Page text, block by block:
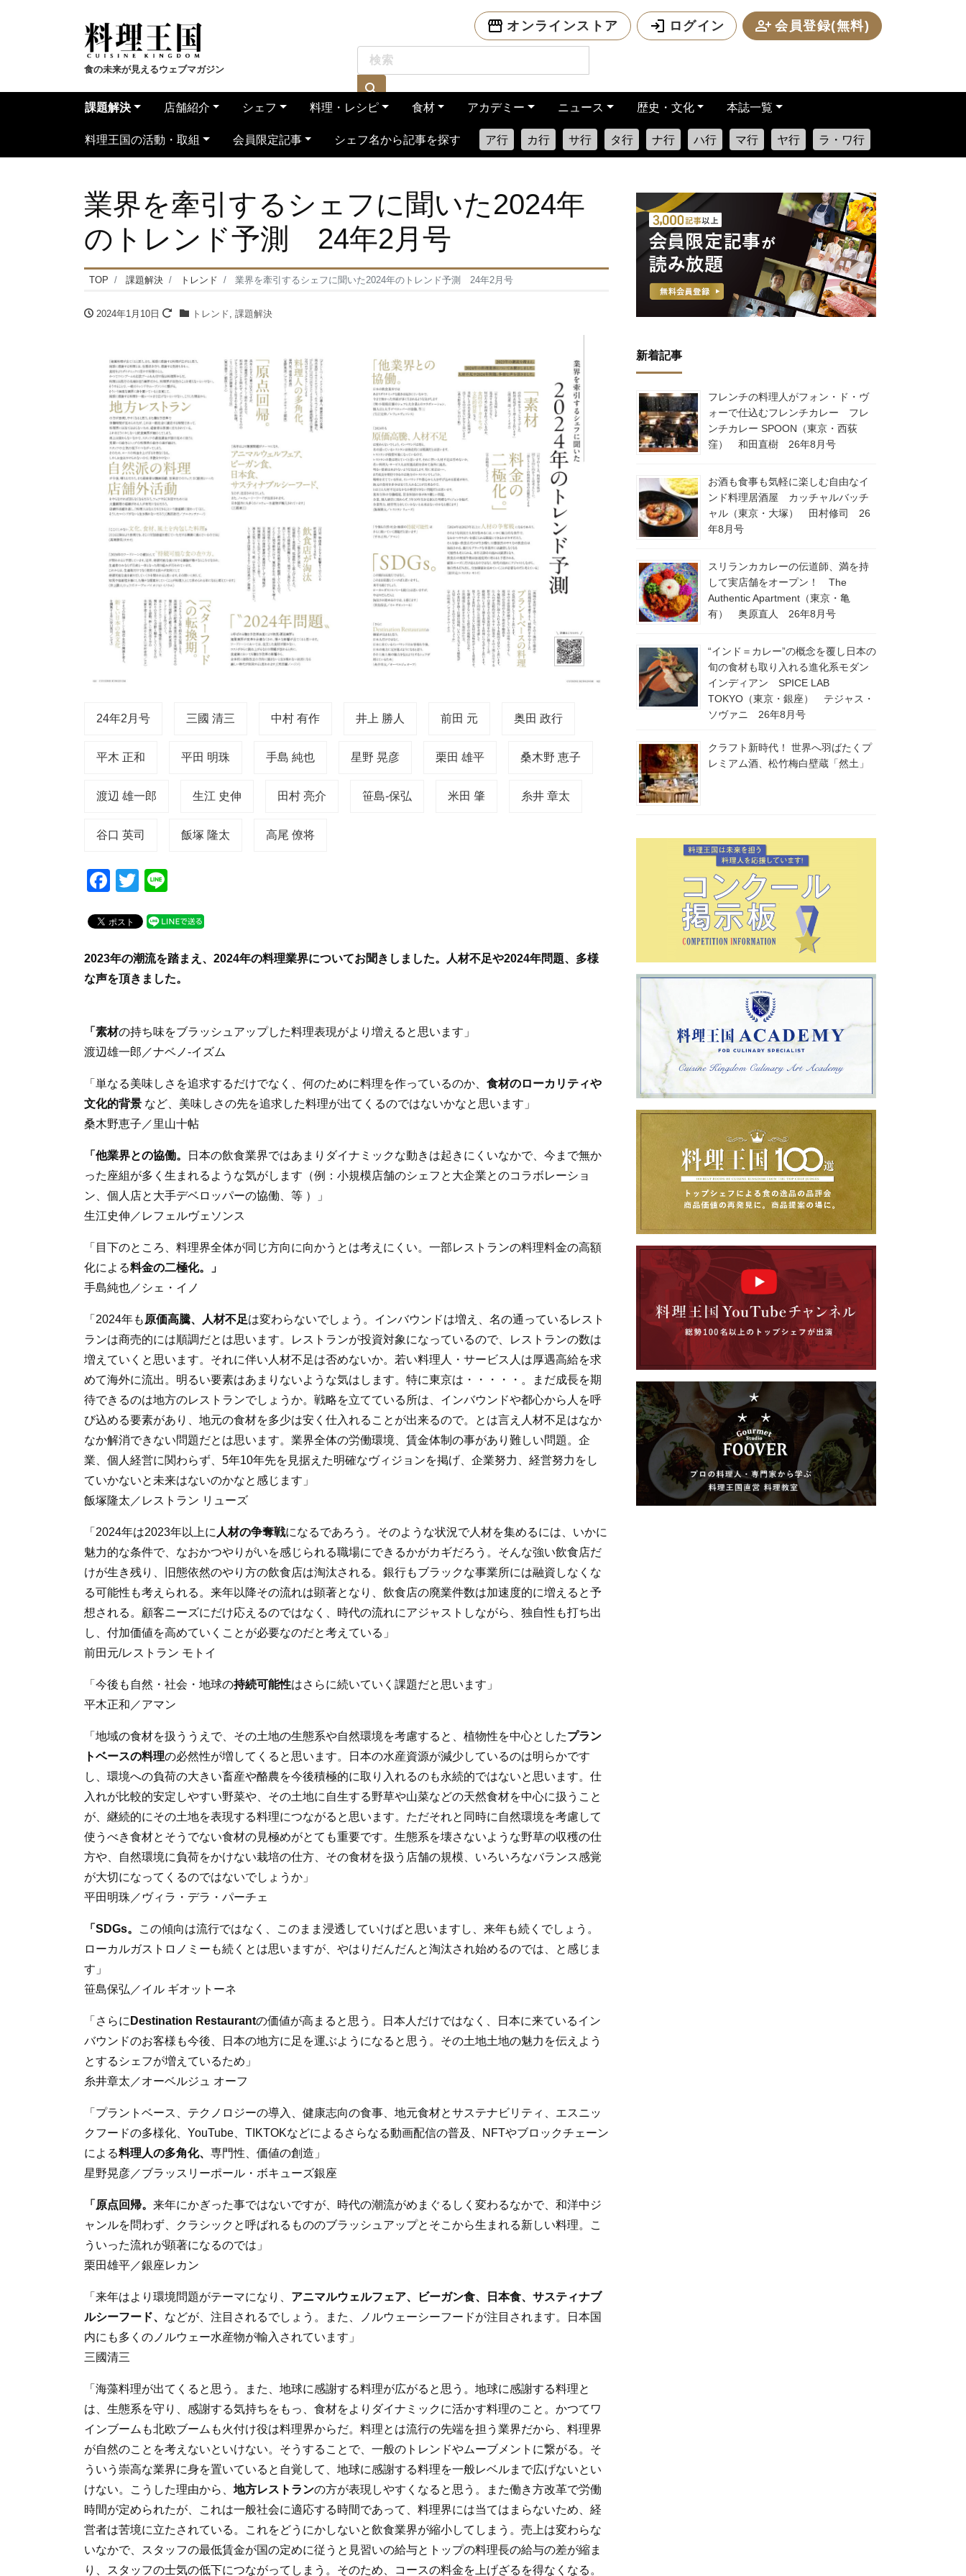
食の未来が見えるウェブマガジン
オンラインストア ログイン 会員登録(無料)
課題解決 店舗紹介 シェフ 料理・レシピ 食材 アカデミー ニュース 歴史・文化 本誌一覧
料理王国の活動・取組 会員限定記事 シェフ名から記事を探す ア行 カ行 サ行 タ行 ナ行 ハ行 マ行 ヤ行 ラ・ワ行
業界を牽引するシェフに聞いた2024年
のトレンド予測 24年2月号
TOP 課題解決 トレンド 業界を牽引するシェフに聞いた2024年のトレンド予測 24年2月号
2024年1月10日 トレンド, 課題解決
24年2月号 三國 清三 中村 有作 井上 勝人 前田 元 奥田 政行
平木 正和 平田 明珠 手島 純也 星野 晃彦 栗田 雄平 桑木野 恵子
渡辺 雄一郎 生江 史伸 田村 亮介 笹島-保弘 米田 肇 糸井 章太
谷口 英司 飯塚 隆太 高尾 僚将
F
c
e
b
o
k
T
tt
er
e
2023年の潮流を踏まえ、2024年の料理業界についてお聞きしました。人材不足や2024年問題、多様
な声を頂きました。
「素材の持ち味をブラッシュアップした料理表現がより増えると思います」
渡辺雄一郎／ナベノ-イズム
「単なる美味しさを追求するだけでなく、何のために料理を作っているのか、 食材のローカリティや
文化的背景 など、美味しさの先を追求した料理が出てくるのではないかなと思います」
桑木野恵子／里山十帖
「他業界との協働。
日本の飲食業界ではあまりダイナミックな動きは起きにくいなかで、今まで無か
った座組が多く生まれるような気がします（例：小規模店舗のシェフと大企業とのコラボレーショ
ン、個人店と大手デベロッパーの協働、等 ）」
生江史伸／レフェルヴェソンス
「目下のところ、料理界全体が同じ方向に向かうとは考えにくい。一部レストランの料理料金の高額
化による料金の二極化。」
手島純也／シェ・イノ
「2024年も 原価高騰、人材不足は変わらないでしょう。インバウンドは増え、名の通っているレスト
ランは商売的には順調だとは思います。レストランが投資対象になっているので、レストランの数は
増えていくと思います。それに伴い人材不足は否めないか。若い料理人・サービス人は厚遇高給を求
めて海外に流出。明るい要素はあまりないような気はします。特に東京は・・・・・。まだ成長を期
待できるのは地方のレストランでしょうか。戦略を立てている所は、インバウンドや都心から人を呼
び込める要素があり、地元の食材を多少は安く仕入れることが出来るので。とは言え人材不足はなか
なか解消できない問題だとは思います。業界全体の労働環境、賃金体制の事があり難しい問題。企
業、個人経営に関わらず、5年10年先を見据えた明確なヴィジョンを掲げ、企業努力、経営努力をし
ていかないと未来はないのかなと感じます」
飯塚隆太／レストラン リューズ
「2024年は2023年以上に 人材の争奪戦になるであろう。そのような状況で人材を集めるには、いかに
魅力的な条件で、なおかつやりがいを感じられる職場にできるかがカギだろう。そんな強い飲食店だ
けが生き残り、旧態依然のやり方の飲食店は淘汰される。銀行もブラックな事業所には融資しなくな
る可能性も考えられる。来年以降その流れは顕著となり、飲食店の廃業件数は加速度的に増えると予
想される。顧客ニーズにだけ応えるのではなく、時代の流れにアジャストしながら、独自性も打ち出
し、付加価値を高めていくことが必要なのだと考えている」
前田元/レストラン モトイ
「今後も自然・社会・地球の持続可能性はさらに続いていく課題だと思います」
平木正和／アマン
「地域の食材を扱ううえで、その土地の生態系や自然環境を考慮すると、植物性を中心としたプラン
トベースの料理の必然性が増してくると思います。日本の水産資源が減少しているのは明らかです
し、環境への負荷の大きい畜産や酪農を今後積極的に取り入れるのも永続的ではないと思います。仕
入れが比較的安定しやすい野菜や、その土地に自生する野草や山菜などの天然食材を中心に扱うこと
が、継続的にその土地を表現する料理につながると思います。ただそれと同時に自然環境を考慮して
使うべき食材とそうでない食材の見極めがとても重要です。生態系を壊さないような野草の収穫の仕
方や、自然環境に負荷をかけない栽培の仕方、その食材を扱う店舗の規模、いろいろなバランス感覚
が大切になってくるのではないでしょうか」
平田明珠／ヴィラ・デラ・パーチェ
「SDGs。
この傾向は流行ではなく、このまま浸透していけばと思いますし、来年も続くでしょう。
ローカルガストロノミーも続くとは思いますが、やはりだんだんと淘汰され始めるのでは、と感じま
す」
笹島保弘／イル ギオットーネ
「さらに Destination Restaurantの価値が高まると思う。日本人だけではなく、日本に来ているイン
バウンドのお客様も今後、日本の地方に足を運ぶようになると思う。その土地土地の魅力を伝えよう
とするシェフが増えているため」
糸井章太／オーベルジュ オーフ
「プラントベース、テクノロジーの導入、健康志向の食事、地元食材とサステナビリティ、エスニッ
クフードの多様化、YouTube、TIKTOKなどによるさらなる動画配信の普及、NFTやブロックチェーン
による料理人の多角化、 専門性、価値の創造」
星野晃彦／ブラッスリーポール・ボキューズ銀座
「原点回帰。 来年にかぎった事ではないですが、時代の潮流がめまぐるしく変わるなかで、和洋中ジ
ャンルを問わず、クラシックと呼ばれるもののブラッシュアップとそこから生まれる新しい料理。こ
ういった流れが顕著になるのでは」
栗田雄平／銀座レカン
「来年はより環境問題がテーマになり、 アニマルウェルフェア、ビーガン食、日本食、サスティナブ
ルシーフード、 などが、注目されるでしょう。また、ノルウェーシーフードが注目されます。日本国
内にも多くのノルウェー水産物が輸入されています」
三國清三
「海藻料理が出てくると思う。また、地球に感謝する料理が広がると思う。地球に感謝する料理と
は、生態系を守り、感謝する気持ちをもっ、食材をよりダイナミックに活かす料理のこと。かつてワ
インブームも北欧ブームも火付け役は料理界からだ。料理とは流行の先端を担う業界だから、料理界
が自然のことを考えないといけない。そうすることで、一般のトレンドやムーブメントに繋がる。そ
ういう崇高な業界に身を置いていると自覚して、地球に感謝する料理を一般レベルまで広げないとい
けない。こうした理由から、 地方レストランの方が表現しやすくなると思う。また働き方改革で労働
時間が定められたが、これは一般社会に適応する時間であって、料理界には当てはまらないため、経
営者は苦境に立たされている。これをどうにかしないと飲食業界が縮小してしまう。売上は変わらな
いなかで、スタッフの最低賃金が国の定めに従うと見習いの給与とトップの料理長の給与の差が縮ま
り、スタッフの士気の低下につながってしまう。そのため、コースの料金を上げざるを得なくなる。
新着記事
フレンチの料理人がフォン・ド・ヴ
ォーで仕込むフレンチカレー フレ
ンチカレー SPOON（東京・西荻
窪） 和田直樹 26年8月号
お酒も食事も気軽に楽しむ自由なイ
ンド料理居酒屋 カッチャルバッチ
ャル（東京・大塚） 田村修司 26
年8月号
スリランカカレーの伝道師、満を持
して実店舗をオープン！ The
Authentic Apartment（東京・亀
有） 奥原直人 26年8月号
“インド＝カレー”の概念を覆し日本の
旬の食材も取り入れる進化系モダン
インディアン SPICE LAB
TOKYO（東京・銀座） テジャス・
ソヴァニ 26年8月号
クラフト新時代！ 世界へ羽ばたくプ
レミアム酒、松竹梅白壁蔵「然土」